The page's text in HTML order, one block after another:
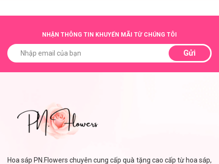
NHẬN THÔNG TIN KHUYẾN MÃI TỪ CHÚNG TÔI
Gửi
Hoa sáp PN.Flowers chuyên cung cấp quà tặng cao cấp từ hoa sáp,